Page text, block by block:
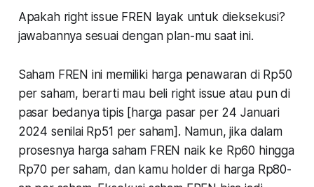
Apakah right issue FREN layak untuk dieksekusi?
jawabannya sesuai dengan plan-mu saat ini.
Saham FREN ini memiliki harga penawaran di Rp50
per saham, berarti mau beli right issue atau pun di
pasar bedanya tipis [harga pasar per 24 Januari
2024 senilai Rp51 per saham]. Namun, jika dalam
prosesnya harga saham FREN naik ke Rp60 hingga
Rp70 per saham, dan kamu holder di harga Rp80-